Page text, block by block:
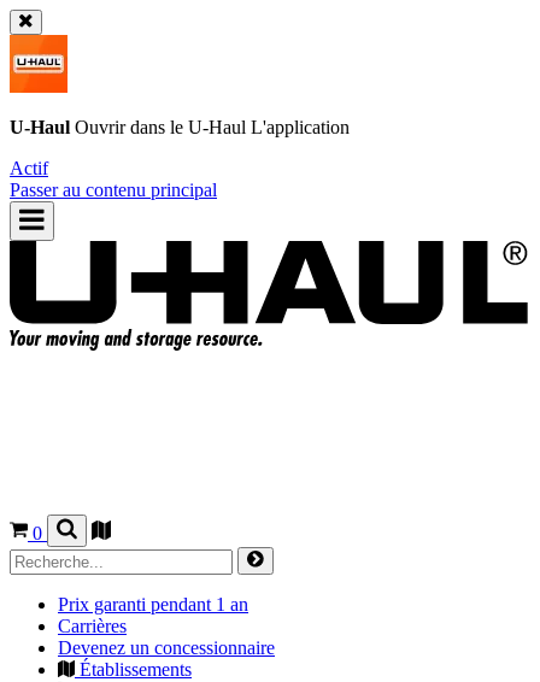
U-Haul Ouvrir dans le U-Haul L'application
Actif
Passer au contenu principal
0
Prix garanti pendant 1 an
Carrières
Devenez un concessionnaire
Établissements